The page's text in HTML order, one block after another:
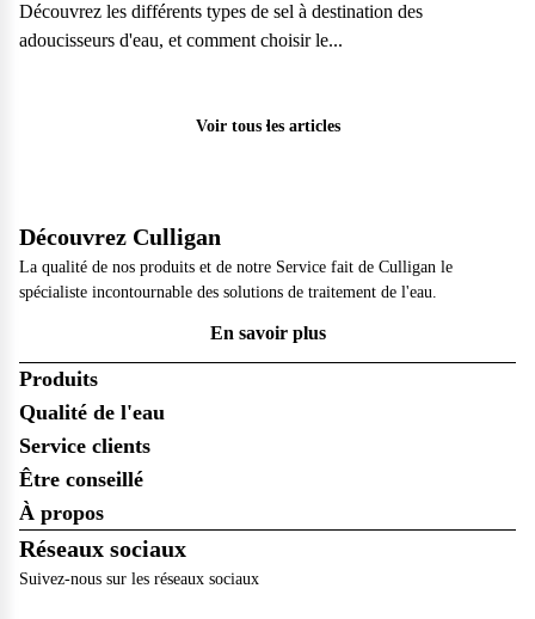
Découvrez les différents types de sel à destination des
adoucisseurs d'eau, et comment choisir le...
Voir tous les articles
Découvrez Culligan
La qualité de nos produits et de notre Service fait de Culligan le
spécialiste incontournable des solutions de traitement de l'eau.
En savoir plus
Produits
Qualité de l'eau
Service clients
Être conseillé
À propos
Réseaux sociaux
Suivez-nous sur les réseaux sociaux